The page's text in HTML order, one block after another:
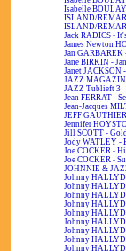
Isabelle
ISLAND/
ISLAND/
Jack RADICS -
James Newton
Jan GARBAREK
Jane BIRKIN -
Janet JACKSON
JAZZ
JAZZ Tublieft 3
Jean FERRAT -
Jean-Jacques
JEFF
Jennifer
Jill SCOTT -
Jody WATLEY -
Joe COCKER -
Joe COCKER -
JOHNNIE &
Johnny
Johnny
Johnny
Johnny
Johnny
Johnny
Johnny
Johnny
Johnny